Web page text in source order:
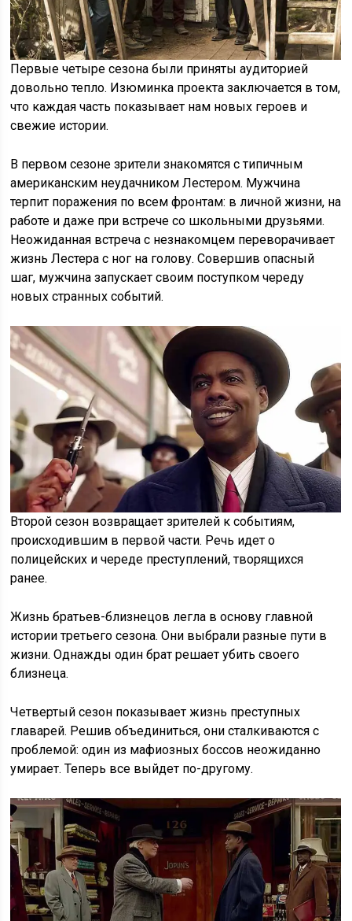
Первые четыре сезона были приняты аудиторией
довольно тепло. Изюминка проекта заключается в том,
что каждая часть показывает нам новых героев и
свежие истории.
В первом сезоне зрители знакомятся с типичным
американским неудачником Лестером. Мужчина
терпит поражения по всем фронтам: в личной жизни, на
работе и даже при встрече со школьными друзьями.
Неожиданная встреча с незнакомцем переворачивает
жизнь Лестера с ног на голову. Совершив опасный
шаг, мужчина запускает своим поступком череду
новых странных событий.
Второй сезон возвращает зрителей к событиям,
происходившим в первой части. Речь идет о
полицейских и череде преступлений, творящихся
ранее.
Жизнь братьев-близнецов легла в основу главной
истории третьего сезона. Они выбрали разные пути в
жизни. Однажды один брат решает убить своего
близнеца.
Четвертый сезон показывает жизнь преступных
главарей. Решив объединиться, они сталкиваются с
проблемой: один из мафиозных боссов неожиданно
умирает. Теперь все выйдет по-другому.